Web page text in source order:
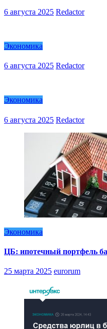
6 августа 2025 Redactor
Экономика
6 августа 2025 Redactor
Экономика
6 августа 2025 Redactor
Экономика
ЦБ: ипотечный портфель
25 марта 2025 eurorum